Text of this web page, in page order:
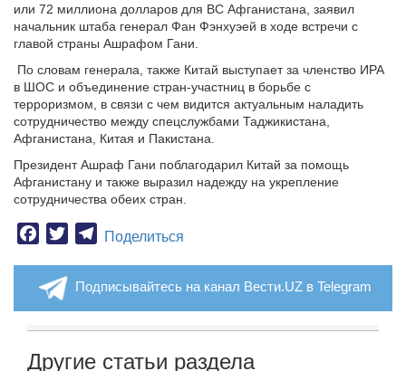
или 72 миллиона долларов для ВС Афганистана, заявил
начальник штаба генерал Фан Фэнхуэей в ходе встречи с
главой страны Ашрафом Гани.
По словам генерала, также Китай выступает за членство ИРА
в ШОС и объединение стран-участниц в борьбе с
терроризмом, в связи с чем видится актуальным наладить
сотрудничество между спецслужбами Таджикистана,
Афганистана, Китая и Пакистана.
Президент Ашраф Гани поблагодарил Китай за помощь
Афганистану и также выразил надежду на укрепление
сотрудничества обеих стран.
Facebook
TwitterTelegram
Поделиться
Подписывайтесь на канал Вести.UZ в Telegram
Другие статьи раздела